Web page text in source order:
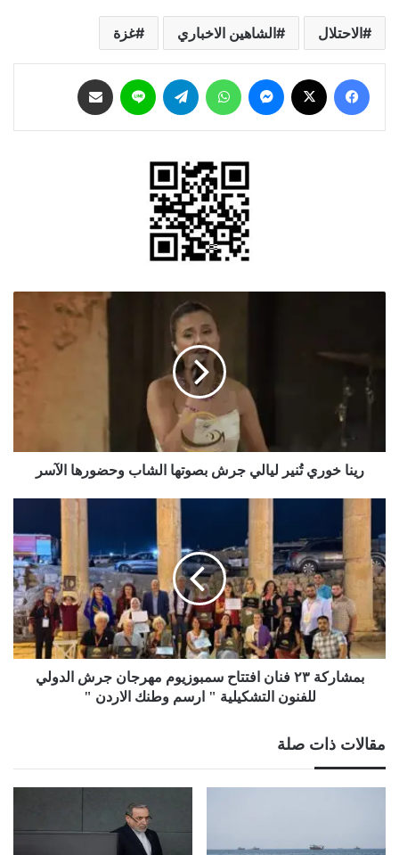
الاحتلال الشاهين الاخباري غزة
فيسبوك ماسنجر واتساب تيلقرام لاين
جرش
بصوتها
الآسر
رينا خوري تُنير ليالي جرش بصوتها الشاب وحضورها الآسر
فنان
افتتاح
سمبوزيوم
مهرجان
جرش
الدولي
للفنون
التشكيلية
الاردن
"
بمشاركة ٢٣ فنان افتتاح سمبوزيوم مهرجان جرش الدولي
للفنون التشكيلية " ارسم وطنك الاردن "
مقالات ذات صلة